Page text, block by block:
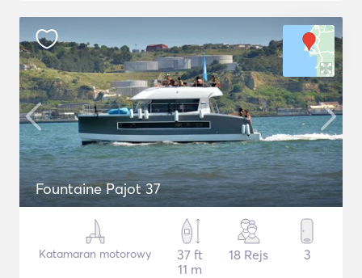
Fountaine Pajot 37
Katamaran motorowy
37 ft
11 m
18 Rejs 3